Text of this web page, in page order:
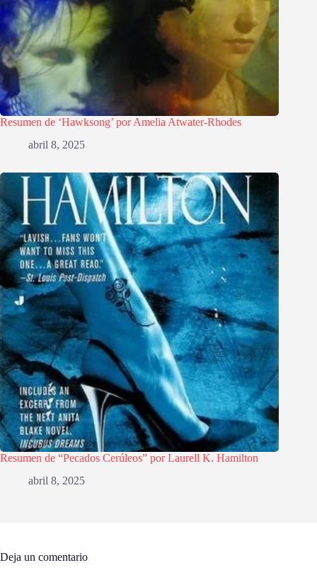
Resumen de ‘Hawksong’ por Amelia Atwater-Rhodes
abril 8, 2025
Resumen de “Pecados Cerúleos” por Laurell K. Hamilton
abril 8, 2025
Deja un comentario